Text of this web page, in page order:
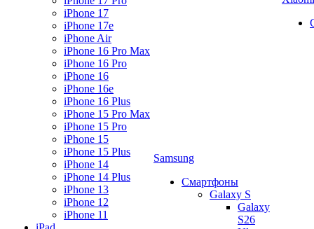
iPhone 17
iPhone 17e
iPhone Air
iPhone 16 Pro Max
iPhone 16 Pro
iPhone 16
iPhone 16e
iPhone 16 Plus
iPhone 15 Pro Max
iPhone 15 Pro
iPhone 15
iPhone 15 Plus
iPhone 14
iPhone 14 Plus
iPhone 13
iPhone 12
iPhone 11
Samsung
Смартфоны
Galaxy S
Galaxy
S26